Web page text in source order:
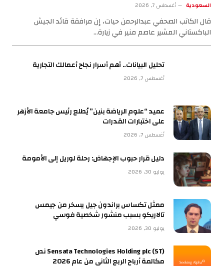
السعودية أغسطس 7, 2026
قال الكاتب الصحفي عبدالرحمن حيات، إن مرافقة قائد الجيش
الباكستاني المشير عاصم منير في زيارة…
تحليل البيانات.. أهم أسرار نجاح أعمالك التجارية
أغسطس 7, 2026
عميد “علوم الرياضة بنين” يُطلع رئيس جامعة الأزهر
على اختبارات القدرات
أغسطس 7, 2026
دليل قرار حبوب الإجهاض: رحلة لوريل إلى الأمومة
يوليو 30, 2026
ممثل تكساس براندون جيل يسخر من جيمس
تالاريكو بسبب منشور شخصية فوسي
يوليو 30, 2026
Sensata Technologies Holding plc (ST) نص
مكالمة أرباح الربع الثاني من عام 2026